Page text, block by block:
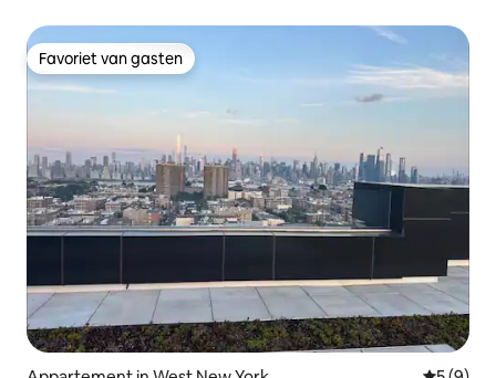
Favoriet van gasten
Favoriet van gasten